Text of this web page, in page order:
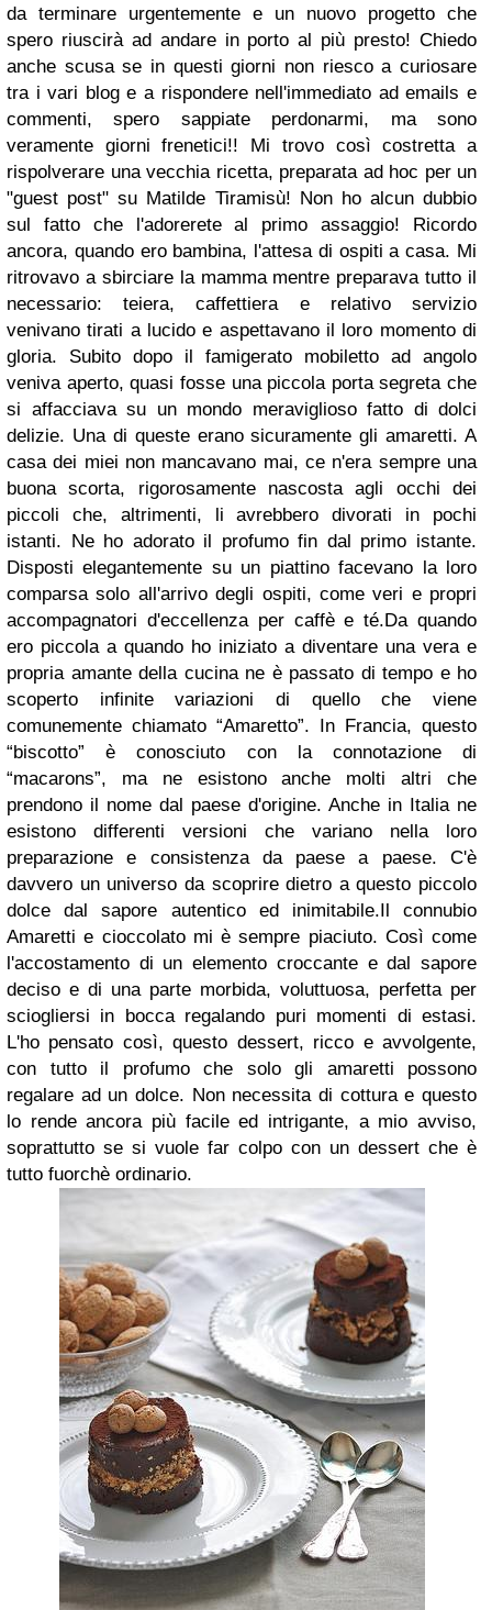
da terminare urgentemente e un nuovo progetto che
spero riuscirà ad andare in porto al più presto! Chiedo
anche scusa se in questi giorni non riesco a curiosare
tra i vari blog e a rispondere nell'immediato ad emails e
commenti, spero sappiate perdonarmi, ma sono
veramente giorni frenetici!! Mi trovo così costretta a
rispolverare una vecchia ricetta, preparata ad hoc per un
"guest post" su Matilde Tiramisù! Non ho alcun dubbio
sul fatto che l'adorerete al primo assaggio! Ricordo
ancora, quando ero bambina, l'attesa di ospiti a casa. Mi
ritrovavo a sbirciare la mamma mentre preparava tutto il
necessario: teiera, caffettiera e relativo servizio
venivano tirati a lucido e aspettavano il loro momento di
gloria. Subito dopo il famigerato mobiletto ad angolo
veniva aperto, quasi fosse una piccola porta segreta che
si affacciava su un mondo meraviglioso fatto di dolci
delizie. Una di queste erano sicuramente gli amaretti. A
casa dei miei non mancavano mai, ce n'era sempre una
buona scorta, rigorosamente nascosta agli occhi dei
piccoli che, altrimenti, li avrebbero divorati in pochi
istanti. Ne ho adorato il profumo fin dal primo istante.
Disposti elegantemente su un piattino facevano la loro
comparsa solo all'arrivo degli ospiti, come veri e propri
accompagnatori d'eccellenza per caffè e té.Da quando
ero piccola a quando ho iniziato a diventare una vera e
propria amante della cucina ne è passato di tempo e ho
scoperto infinite variazioni di quello che viene
comunemente chiamato “Amaretto”. In Francia, questo
“biscotto” è conosciuto con la connotazione di
“macarons”, ma ne esistono anche molti altri che
prendono il nome dal paese d'origine. Anche in Italia ne
esistono differenti versioni che variano nella loro
preparazione e consistenza da paese a paese. C'è
davvero un universo da scoprire dietro a questo piccolo
dolce dal sapore autentico ed inimitabile.Il connubio
Amaretti e cioccolato mi è sempre piaciuto. Così come
l'accostamento di un elemento croccante e dal sapore
deciso e di una parte morbida, voluttuosa, perfetta per
sciogliersi in bocca regalando puri momenti di estasi.
L'ho pensato così, questo dessert, ricco e avvolgente,
con tutto il profumo che solo gli amaretti possono
regalare ad un dolce. Non necessita di cottura e questo
lo rende ancora più facile ed intrigante, a mio avviso,
soprattutto se si vuole far colpo con un dessert che è
tutto fuorchè ordinario.